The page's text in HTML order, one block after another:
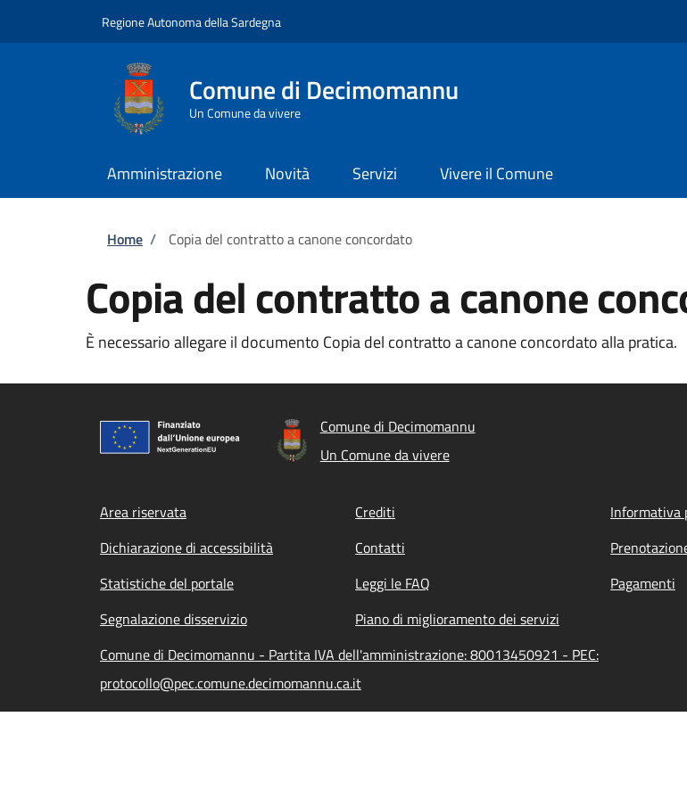
Regione Autonoma della Sardegna
Comune di Decimomannu
Un Comune da vivere
Amministrazione Novità Servizi Vivere il Comune
Briciole di pane
Home / Copia del contratto a canone concordato
Copia del contratto a canone
È necessario allegare il documento Copia del contratto a canone concordato alla pratica.
Comune di Decimomannu
Un Comune da vivere
Footer menu
Area riservata Crediti Informativa
Dichiarazione di accessibilità
Contatti
Statistiche del portale
Leggi le FAQ Pagamenti
Segnalazione disservizio
Piano di miglioramento dei servizi
Comune di Decimomannu - Partita IVA dell'amministrazione: 80013450921 - PEC:
protocollo@pec.comune.decimomannu.ca.it